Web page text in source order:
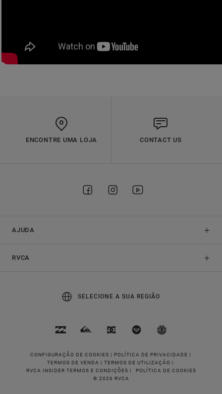
ENCONTRE UMA LOJA CONTACT US
AJUDA
RVCA
SELECIONE A SUA REGIÃO
CONFIGURAÇÃO DE COOKIES |
POLÍTICA DE PRIVACIDADE |
TERMOS DE VENDA | TERMOS DE UTILIZAÇÂO |
RVCA INSIDER TERMOS E CONDIÇÕES |
POLÍTICA DE COOKIES
© 2026 RVCA